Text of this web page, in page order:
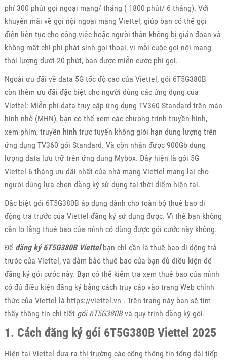
phí 300 phút gọi ngoại mạng/ tháng ( 1800 phút/ 6 tháng). Với
khuyến mãi về gọi nội ngoại mạng Viettel, giúp bạn có thể gọi
điện liên tục cho công việc hoặc người thân không bị gián đoạn và
không mất chi phí phát sinh gọi thoại, vì mỗi cuộc gọi nội mạng
thời lượng dưới 20 phút, bạn được miễn cước phí gọi.
Ngoài ưu đãi về data 5G tốc độ cao của Viettel, gói 6T5G380B
còn thêm ưu đãi đặc biệt cho người dùng các ứng dụng của
Viettel: Miễn phí data truy cập ứng dụng TV360 Standard trên màn
hình nhỏ (MHN), bạn có thể xem các chương trình truyền hình,
xem phim, truyền hình trực tuyến không giới hạn dung lượng trên
ứng dụng TV360 gói Standard. Và còn nhận được 900Gb dung
lượng data lưu trữ trên ứng dung Mybox. Đây hiện là gói 5G
Viettel 6 tháng ưu đãi nhất của nhà mạng Viettel mang lại cho
người dùng lựa chọn đăng ký sử dụng tại thời điểm hiện tại.
Đặc biệt gói 6T5G380B áp dụng dành cho toàn bộ thuê bao di
động trả trước của Viettel đăng ký sử dụng được. Vì thế bạn không
cần lo lắng thuê bao của mình có dùng được gói cước này không.
Để đăng ký 6T5G380B Viettelbạn chỉ cần là thuê bao di động trả
trước của Viettel, và đảm bảo thuê bao của bạn đủ điều kiện để
đăng ký gói cước này. Bạn có thể kiểm tra xem thuê bao của mình
có đủ điều kiện đăng ký bằng cách truy cập vào trang Web chính
thức của Viettel là https://viettel.vn . Trên trang này bạn sẽ tìm
thấy thông tin chi tiết gói 6T5G380Bvà quy trình đăng ký gói.
1. Cách đăng ký gói 6T5G380B Viettel 2025
Hiện tại Viettel đưa ra thị trường các cổng thông tin tổng đài tiếp